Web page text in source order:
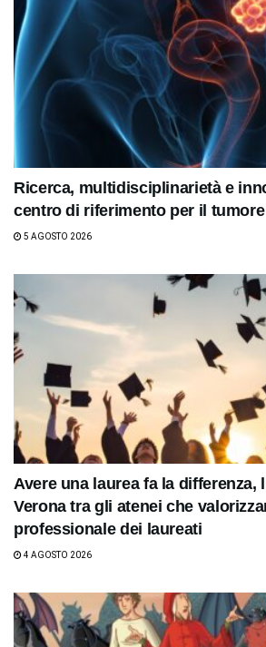
Ricerca, multidisciplinarietà e
centro di riferimento per il
5 AGOSTO 2026
Avere una laurea fa la differenza,
Verona tra gli atenei che
professionale dei laureati
4 AGOSTO 2026